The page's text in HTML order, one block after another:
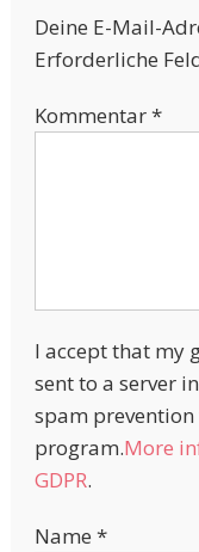
Deine E-Mail-
Erforderliche
Kommentar*
I accept that my
sent to a server
spam
program.More
GDPR.
Name *